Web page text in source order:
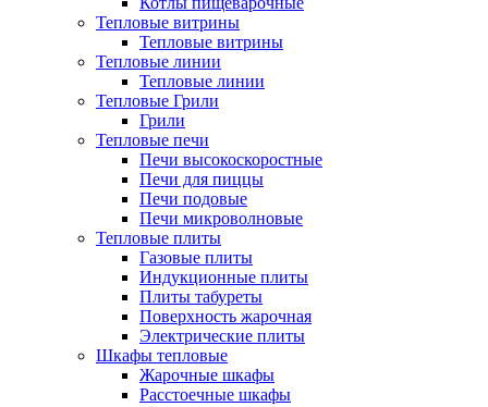
Тепловые витрины
Тепловые витрины
Тепловые линии
Тепловые линии
Тепловые Грили
Грили
Тепловые печи
Печи высокоскоростные
Печи для пиццы
Печи подовые
Печи микроволновые
Тепловые плиты
Газовые плиты
Индукционные плиты
Плиты табуреты
Поверхность жарочная
Электрические плиты
Шкафы тепловые
Жарочные шкафы
Расстоечные шкафы